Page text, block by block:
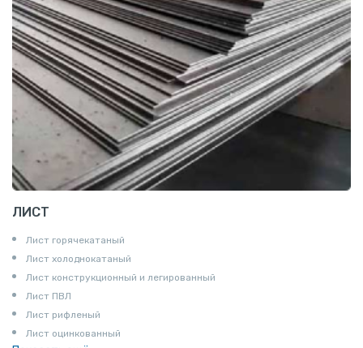
ЛИСТ
Лист горячекатаный
Лист холоднокатаный
Лист конструкционный и легированный
Лист ПВЛ
Лист рифленый
Лист оцинкованный